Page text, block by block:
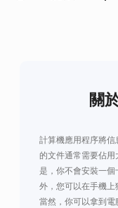
關
計算機應用程序將
的文件通常需要佔
是，你不會安裝一
外，您可以在手機上
當然，你可以拿到